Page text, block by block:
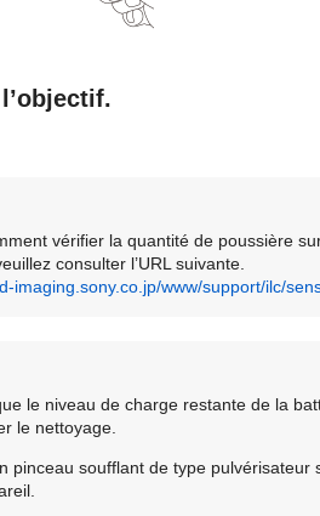
vérifier la quantité de poussière
consulter l’URL suivante.
imaging.sony.co.jp/www/support/ilc/
le niveau de charge restante de la
le nettoyage.
pinceau soufflant de type